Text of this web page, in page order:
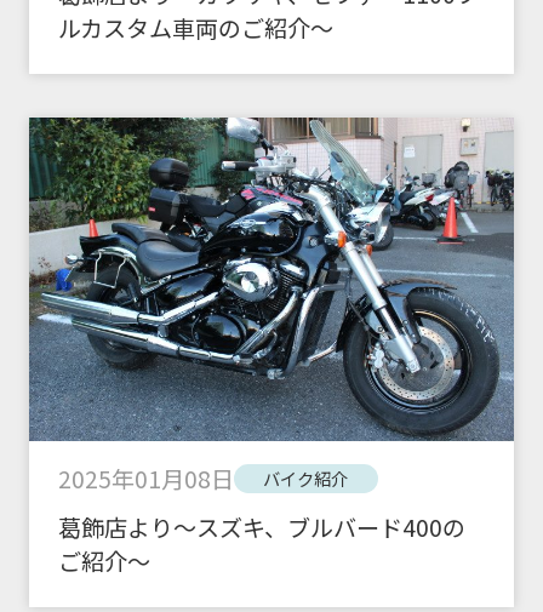
ルカスタム車両のご紹介～
2025年01月08日 バイク紹介
葛飾店より～スズキ、ブルバード400の
ご紹介～